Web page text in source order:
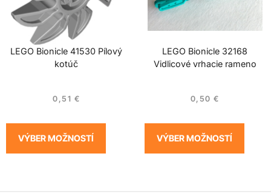
LEGO Bionicle 41530 Pílový
kotúč
0,51 €
VÝBER MOŽNOSTÍ
LEGO Bionicle 32168
Vidlicové vrhacie rameno
0,50 €
VÝBER MOŽNOSTÍ